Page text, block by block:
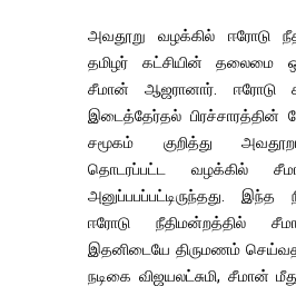
அவதூறு வழக்கில் ஈரோடு
தமிழர் கட்சியின் தலைமை
சீமான் ஆஜரானார். ஈரோடு
இடைத்தேர்தல் பிரச்சாரத்தின்
சமூகம் குறித்து
தொடரப்பட்ட வழக்கில்
அனுப்பபப்பட்டிருந்தது. இந்த
ஈரோடு நீதிமன்றத்தில்
இதனிடையே திருமணம்
நடிகை விஜயலட்சுமி, சீமான்